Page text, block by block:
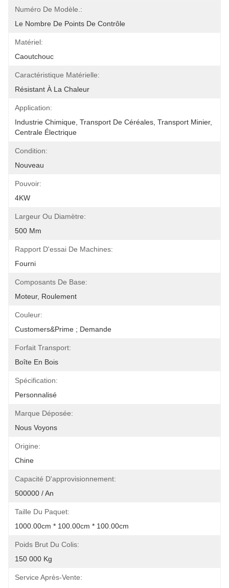
Numéro De Modèle.:
Le Nombre De Points De Contrôle
Matériel:
Caoutchouc
Caractéristique Matérielle:
Résistant À La Chaleur
Application:
Industrie Chimique, Transport De Céréales, Transport Minier,
Centrale Électrique
Condition:
Nouveau
Pouvoir:
4KW
Largeur Ou Diamètre:
500 Mm
Rapport D'essai De Machines:
Fourni
Composants De Base:
Moteur, Roulement
Couleur:
Customers&prime ; Demande
Forfait Transport:
Boîte En Bois
Spécification:
Personnalisé
Marque Déposée:
Nous Voyons
Origine:
Chine
Capacité D'approvisionnement:
500000 / An
Taille Du Paquet:
1000.00cm * 100.00cm * 100.00cm
Poids Brut Du Colis:
150 000 Kg
Service Après-Vente: